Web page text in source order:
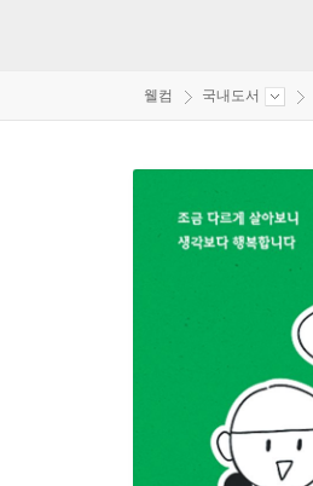
웰컴 국내도서